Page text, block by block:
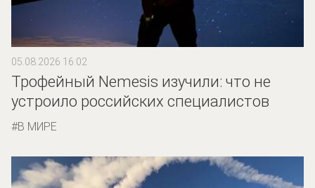
05.08.2026 16:02
Трофейный Nemesis изучили: что не
устроило российских специалистов
В МИРЕ